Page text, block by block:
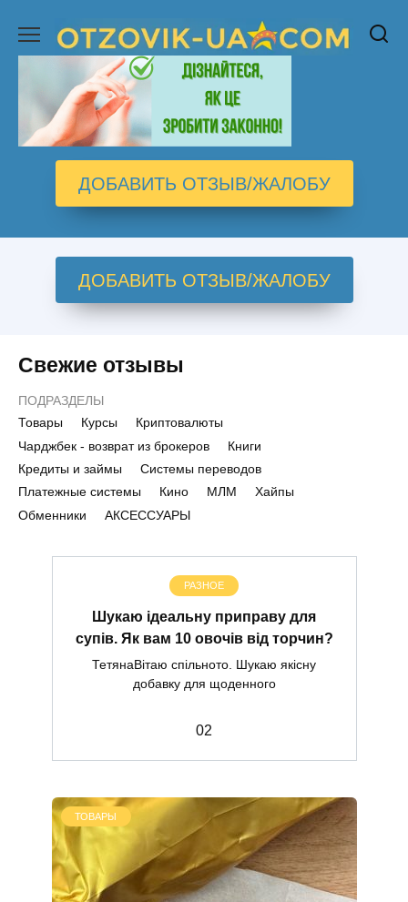
содержанию
ДОБАВИТЬ ОТЗЫВ/ЖАЛОБУ
ДОБАВИТЬ ОТЗЫВ/ЖАЛОБУ
Свежие отзывы
ПОДРАЗДЕЛЫ
Товары
Курсы
Криптовалюты
Чарджбек - возврат из брокеров
Книги
Кредиты и займы
Системы переводов
Платежные системы
Кино МЛМ
Хайпы
Обменники
АКСЕССУАРЫ
РАЗНОЕ
Шукаю ідеальну приправу для
супів. Як вам 10 овочів від торчин?
ТетянаВітаю спільното. Шукаю якісну
добавку для щоденного
02
ТОВАРЫ